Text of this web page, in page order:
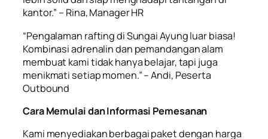
kantor.” – Rina, Manager HR
“Pengalaman rafting di Sungai Ayung luar biasa!
Kombinasi adrenalin dan pemandangan alam
membuat kami tidak hanya belajar, tapi juga
menikmati setiap momen.” – Andi, Peserta
Outbound
Cara Memulai dan Informasi Pemesanan
Kami menyediakan berbagai paket dengan harga